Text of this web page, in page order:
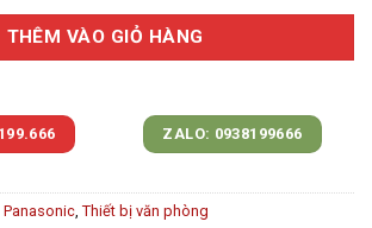
THÊM VÀO GIỎ HÀNG
ZALO: 0938199666
Panasonic Thiết bị văn phòng